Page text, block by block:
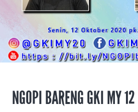
NGOPI BARENG GKI MY